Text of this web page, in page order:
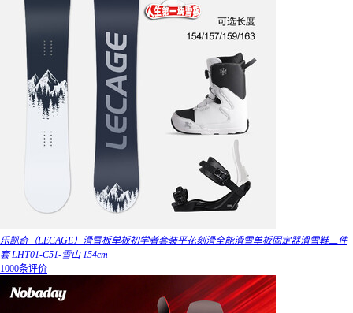
乐凯奇（LECAGE）滑雪板单板初学者套装平花刻滑全能滑雪单板固定器滑雪鞋三件
套 LHT01-C51-雪山 154cm
1000条评价